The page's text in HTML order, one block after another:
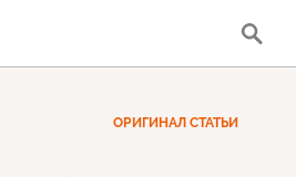
ОРИГИНАЛ СТАТЬИ